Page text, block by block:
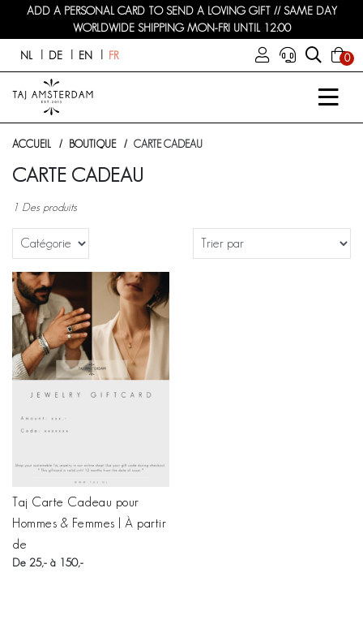
ADD A PERSONAL CARD TO SEND A LOVING GIFT // SAME DAY
WORLDWIDE SHIPPING MON-FRI UNTIL 12:00
NL DE EN FR 0
ACCUEIL BOUTIQUE CARTE CADEAU
CARTE CADEAU
1 Des produits
Taj Carte Cadeau pour
Hommes & Femmes | À partir
de
De 25,- à 150,-